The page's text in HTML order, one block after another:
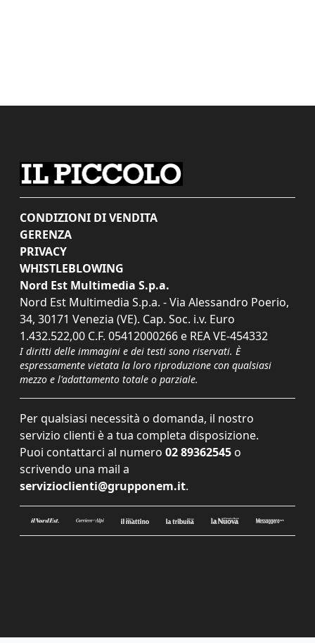
CONDIZIONI DI VENDITA
GERENZA
PRIVACY
WHISTLEBLOWING
Nord Est Multimedia S.p.a.
Nord Est Multimedia S.p.a. - Via Alessandro Poerio,
34, 30171 Venezia (VE). Cap. Soc. i.v. Euro
1.432.522,00 C.F. 05412000266 e REA VE-454332
I diritti delle immagini e dei testi sono riservati. È
espressamente vietata la loro riproduzione con qualsiasi
mezzo e l'adattamento totale o parziale.
Per qualsiasi necessità o domanda, il nostro
servizio clienti è a tua completa disposizione.
Puoi contattarci al numero 02 89362545 o
scrivendo una mail a
servizioclienti@grupponem.it.